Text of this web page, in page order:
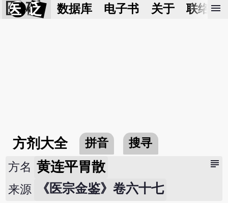
医 砭 数据库 电子书 关于 联络我
menu
方剂大全 拼音 搜寻
subject
方名 黄连平胃散
来源 《医宗金鉴》卷六十七